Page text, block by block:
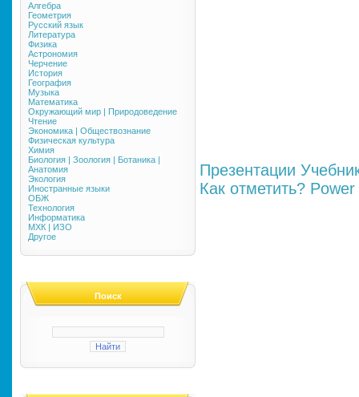
Алгебра
Геометрия
Русский язык
Литература
Физика
Астрономия
Черчение
История
География
Музыка
Математика
Окружающий мир | Природоведение
Чтение
Экономика | Обществознание
Физическая культура
Химия
Биология | Зоология | Ботаника |
Анатомия
Экология
Иностранные языки
ОБЖ
Технология
Информатика
МХК | ИЗО
Другое
Поиск
Презентации
Как отметить?